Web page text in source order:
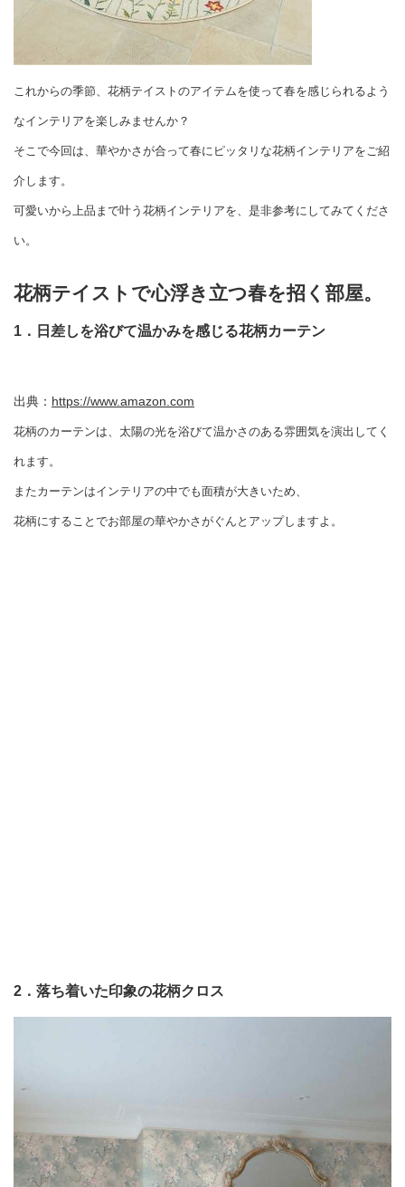
これからの季節、花柄テイストのアイテムを使って春を感じられるよう
なインテリアを楽しみませんか？
そこで今回は、華やかさが合って春にピッタリな花柄インテリアをご紹
介します。
可愛いから上品まで叶う花柄インテリアを、是非参考にしてみてくださ
い。
花柄テイストで心浮き立つ春を招く部屋。
1．日差しを浴びて温かみを感じる花柄カーテン
出典： https://www.amazon.com
花柄のカーテンは、太陽の光を浴びて温かさのある雰囲気を演出してく
れます。
またカーテンはインテリアの中でも面積が大きいため、
花柄にすることでお部屋の華やかさがぐんとアップしますよ。
2．落ち着いた印象の花柄クロス